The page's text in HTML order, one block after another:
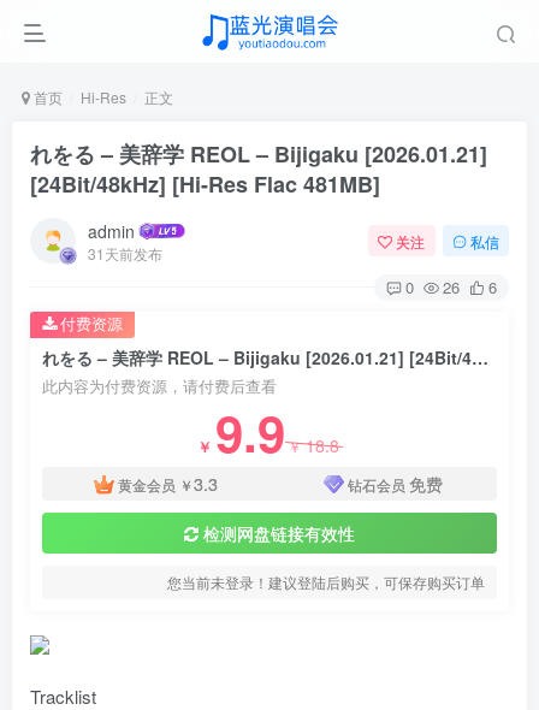
首页 Hi-Res 正文
れをる – 美辞学 REOL – Bijigaku [2026.01.21]
[24Bit/48kHz] [Hi-Res Flac 481MB]
admin
31天前发布
关注 私信
0 26 6
れをる – 美辞学 REOL – Bijigaku [2026.01.21] [24Bit/48kHz] [Hi-Res Flac 481MB]
此内容为付费资源，请付费后查看
￥ 9.9￥18.8
黄金会员 ￥3.3 钻石会员 免费
检测网盘链接有效性
您当前未登录！建议登陆后购买，可保存购买订单
付费资源
Tracklist